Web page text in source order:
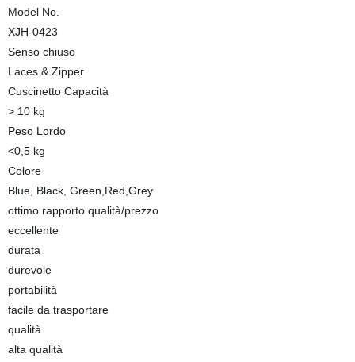
Model No.
XJH-0423
Senso chiuso
Laces & Zipper
Cuscinetto Capacità
> 10 kg
Peso Lordo
<0,5 kg
Colore
Blue, Black, Green,Red,Grey
ottimo rapporto qualità/prezzo
eccellente
durata
durevole
portabilità
facile da trasportare
qualità
alta qualità